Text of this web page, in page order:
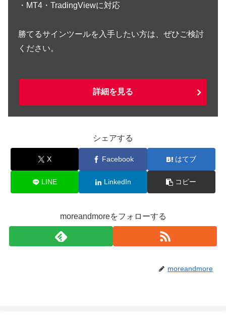
・MT4・TradingViewに対応
勝てるサインツールを入手したい方は、ぜひご検討
ください。
詳細を見る
シェアする
X Facebook はてブ
LINE LinkedIn コピー
moreandmoreをフォローする
moreandmore